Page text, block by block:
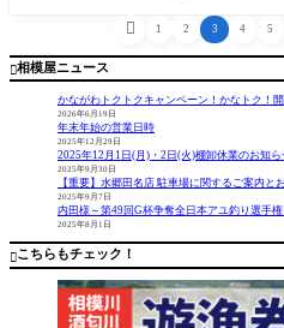
 1 2 3 4 5
相模屋ニュース
かながわトクトクキャンペーン！かなトク！
2026年6月19日
年末年始の営業日時
2025年12月29日
2025年12月1日(月)・2日(火)棚卸休業のお知ら
2025年9月30日
【重要】水郷田名店 駐車場に関するご案内と
2025年9月7日
内田様～第49回G杯争奪全日本アユ釣り選手
2025年8月1日
こちらもチェック！